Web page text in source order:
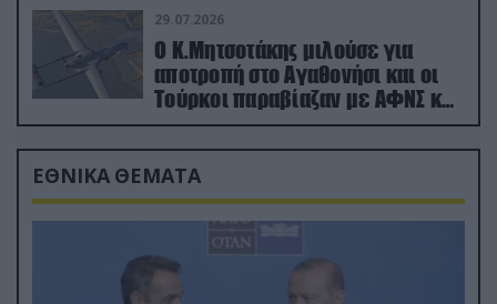
29.07.2026
Ο Κ.Μητσοτάκης μιλούσε για
αποτροπή στο Αγαθονήσι και οι
Τούρκοι παραβίαζαν με ΑΦΝΣ και
drone
ΕΘΝΙΚΑ ΘΕΜΑΤΑ